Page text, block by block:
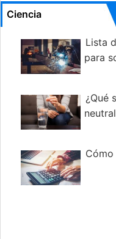
Ciencia
Lista
para
¿Qué